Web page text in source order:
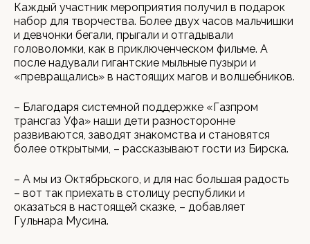
Каждый участник мероприятия получил в подарок
набор для творчества. Более двух часов мальчишки
и девчонки бегали, прыгали и отгадывали
головоломки, как в приключенческом фильме. А
после надували гигантские мыльные пузыри и
«превращались» в настоящих магов и волшебников.
– Благодаря системной поддержке «Газпром
трансгаз Уфа» наши дети разносторонне
развиваются, заводят знакомства и становятся
более открытыми, – рассказывают гости из Бирска.
– А мы из Октябрьского, и для нас большая радость
– вот так приехать в столицу республики и
оказаться в настоящей сказке, – добавляет
Гульнара Мусина.